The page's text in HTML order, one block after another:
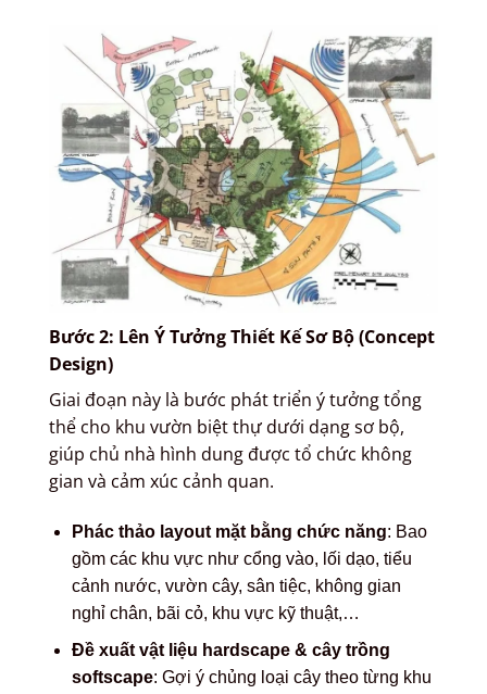
Bước 2: Lên Ý Tưởng Thiết Kế Sơ Bộ (Concept
Design)
Giai đoạn này là bước phát triển ý tưởng tổng
thể cho khu vườn biệt thự dưới dạng sơ bộ,
giúp chủ nhà hình dung được tổ chức không
gian và cảm xúc cảnh quan.
Phác thảo layout mặt bằng chức năng: Bao
gồm các khu vực như cổng vào, lối dạo, tiểu
cảnh nước, vườn cây, sân tiệc, không gian
nghỉ chân, bãi cỏ, khu vực kỹ thuật,…
Đề xuất vật liệu hardscape & cây trồng
softscape: Gợi ý chủng loại cây theo từng khu